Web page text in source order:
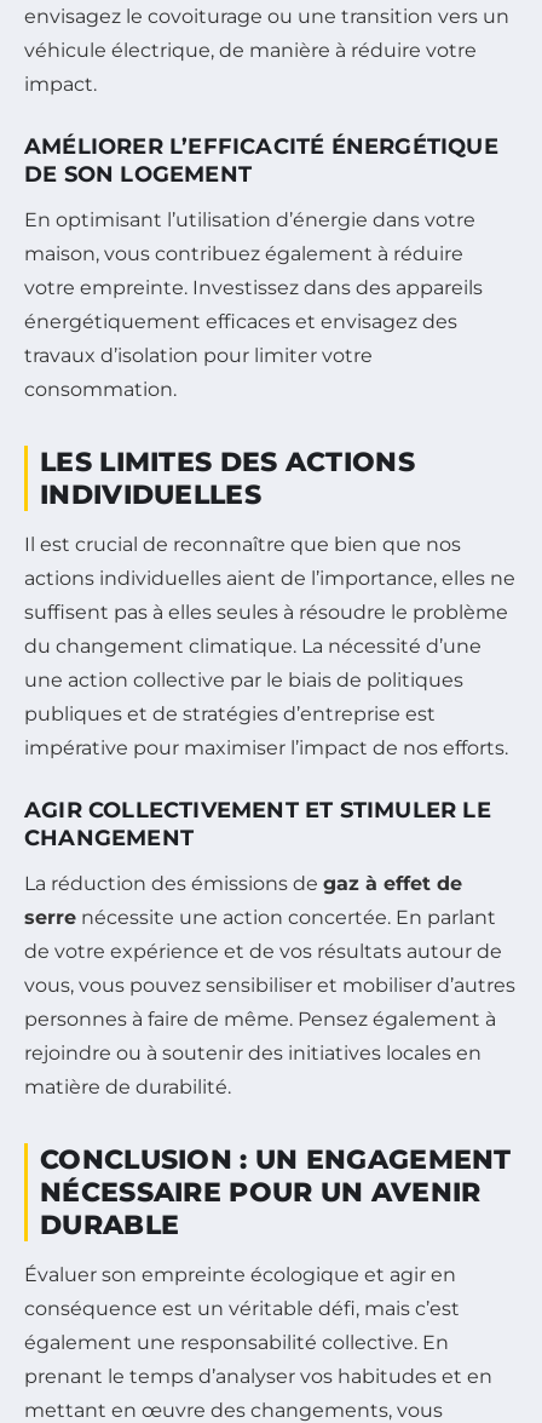
envisagez le covoiturage ou une transition vers un
véhicule électrique, de manière à réduire votre
impact.
AMÉLIORER L’EFFICACITÉ ÉNERGÉTIQUE
DE SON LOGEMENT
En optimisant l’utilisation d’énergie dans votre
maison, vous contribuez également à réduire
votre empreinte. Investissez dans des appareils
énergétiquement efficaces et envisagez des
travaux d’isolation pour limiter votre
consommation.
LES LIMITES DES ACTIONS
INDIVIDUELLES
Il est crucial de reconnaître que bien que nos
actions individuelles aient de l’importance, elles ne
suffisent pas à elles seules à résoudre le problème
du changement climatique. La nécessité d’une
une action collective par le biais de politiques
publiques et de stratégies d’entreprise est
impérative pour maximiser l’impact de nos efforts.
AGIR COLLECTIVEMENT ET STIMULER LE
CHANGEMENT
La réduction des émissions de gaz à effet de
serre nécessite une action concertée. En parlant
de votre expérience et de vos résultats autour de
vous, vous pouvez sensibiliser et mobiliser d’autres
personnes à faire de même. Pensez également à
rejoindre ou à soutenir des initiatives locales en
matière de durabilité.
CONCLUSION : UN ENGAGEMENT
NÉCESSAIRE POUR UN AVENIR
DURABLE
Évaluer son empreinte écologique et agir en
conséquence est un véritable défi, mais c’est
également une responsabilité collective. En
prenant le temps d’analyser vos habitudes et en
mettant en œuvre des changements, vous